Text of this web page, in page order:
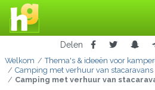
Delen
Welkom
Thema's & ideeën voor
Camping met verhuur van stacaravans
Camping met verhuur van